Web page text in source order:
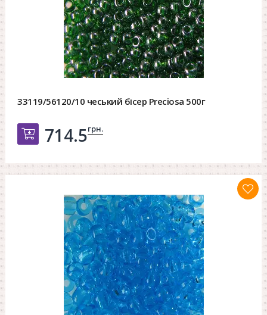
33119/56120/10 чеський бісер Preciosa 500г
Добавить в корзину
714.5грн.